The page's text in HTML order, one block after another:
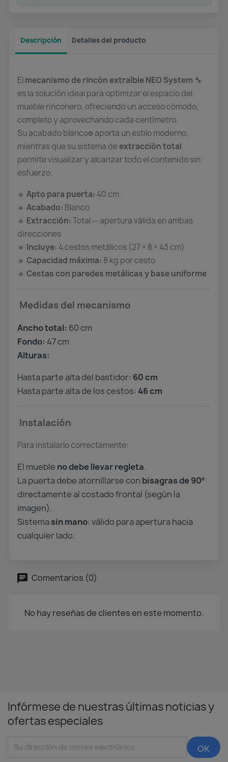
Descripción Detalles del producto
El mecanismo de rincón extraíble NEO System 🔧
es la solución ideal para optimizar el espacio del
mueble rinconero, ofreciendo un acceso cómodo,
completo y aprovechando cada centímetro.
Su acabado blancoo aporta un estilo moderno,
mientras que su sistema deextracción total
permite visualizar y alcanzar todo el contenido sin
esfuerzo.
🔹 Apto para puerta: 40 cm
🔹 Acabado: Blanco
🔹 Extracción:Total — apertura válida en ambas
direcciones
🔹 Incluye: 4 cestos metálicos (27 × 8 × 43 cm)
🔹 Capacidad máxima: 8 kg por cesto
🔹 Cestas con paredes metálicas y base uniforme
Medidas del mecanismo
Ancho total: 60 cm
Fondo: 47 cm
Alturas:
Hasta parte alta del bastidor: 60 cm
Hasta parte alta de los cestos: 46 cm
Instalación
Para instalarlo correctamente:
El mueble no debe llevar regleta.
La puerta debe atornillarse con bisagras de 90º
directamente al costado frontal (según la
imagen).
Sistemasin mano: válido para apertura hacia
cualquier lado.
Comentarios (0)
No hay reseñas de clientes en este momento.
Infórmese de nuestras últimas noticias y
ofertas especiales